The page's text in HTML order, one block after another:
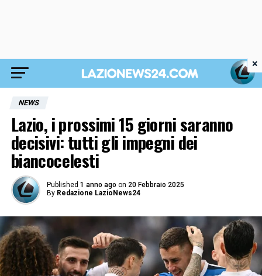
NEWS
Lazio, i prossimi 15 giorni saranno
decisivi: tutti gli impegni dei
biancocelesti
Published 1 anno ago on 20 Febbraio 2025
By Redazione LazioNews24
×